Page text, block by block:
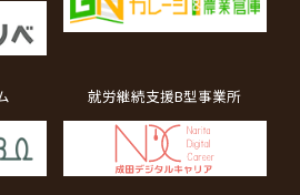
就労継続支援B型事業所